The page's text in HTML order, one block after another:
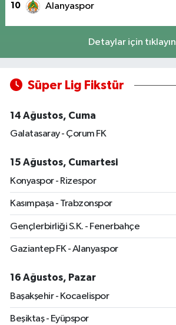
10 Alanyaspor
Detaylar için tıklayın
Süper Lig Fikstür
14 Ağustos, Cuma
Galatasaray - Çorum FK
15 Ağustos, Cumartesi
Konyaspor - Rizespor
Kasımpaşa - Trabzonspor
Gençlerbirliği S.K. - Fenerbahçe
Gaziantep FK - Alanyaspor
16 Ağustos, Pazar
Başakşehir - Kocaelispor
Beşiktaş - Eyüpspor